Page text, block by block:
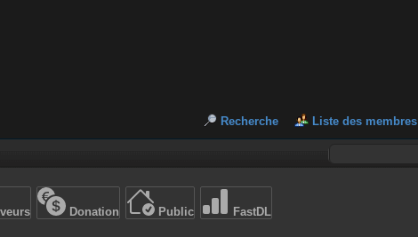
Recherche Liste des membres
Donation Public FastDL